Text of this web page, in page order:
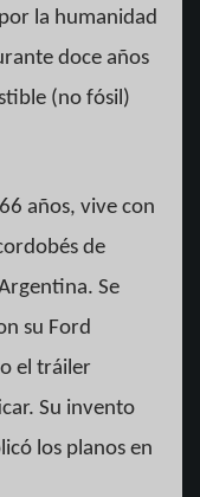
la humanidad
doce años
(no fósil)
años, vive con
de
Se
su Ford
el tráiler
Su invento
los planos en